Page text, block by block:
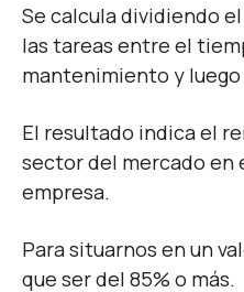
Se calcula dividiendo
las tareas entre el
mantenimiento y
El resultado indica el
sector del mercado en
empresa.
Para situarnos en un
que ser del 85% o más.